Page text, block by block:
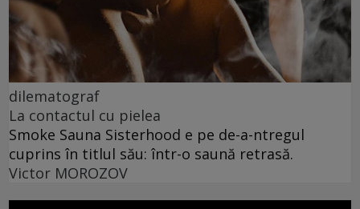
dilematograf
La contactul cu pielea
Smoke Sauna Sisterhood e pe de-a-ntregul
cuprins în titlul său: într-o saună retrasă.
Victor MOROZOV